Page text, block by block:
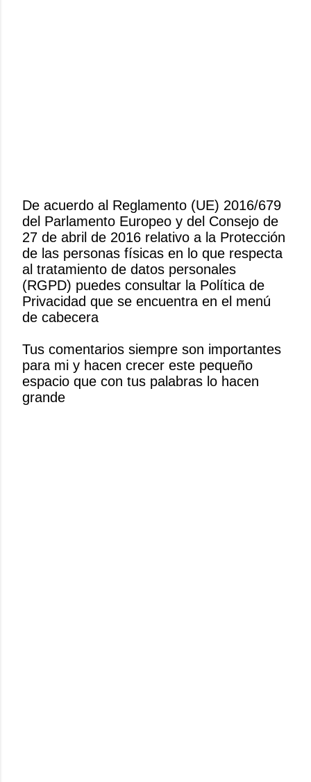
P
u
b
l
i
c
a
u
n
c
o
De acuerdo al Reglamento (UE) 2016/679
del Parlamento Europeo y del Consejo de
27 de abril de 2016 relativo a la Protección
de las personas físicas en lo que respecta
al tratamiento de datos personales
(RGPD) puedes consultar la Política de
Privacidad que se encuentra en el menú
de cabecera
Tus comentarios siempre son importantes
para mi y hacen crecer este pequeño
espacio que con tus palabras lo hacen
grande